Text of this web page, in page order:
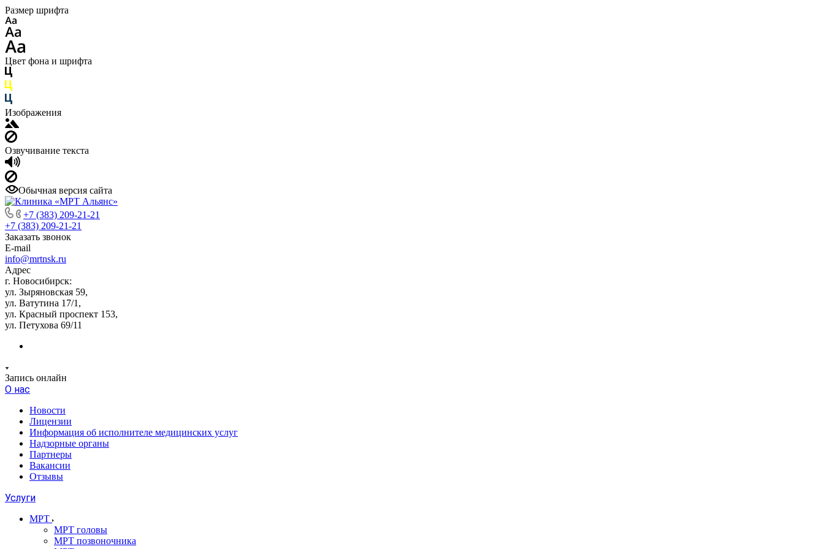
Размер шрифта
Цвет фона и шрифта
Изображения
Озвучивание текста
Обычная версия сайта
+7 (383) 209-21-21
+7 (383) 209-21-21
Заказать звонок
E-mail
info@mrtnsk.ru
Адрес
г. Новосибирск:
ул. Зыряновская 59,
ул. Ватутина 17/1,
ул. Красный проспект 153,
ул. Петухова 69/11
Запись онлайн
О нас
Новости
Лицензии
Информация об исполнителе медицинских услуг
Надзорные органы
Партнеры
Вакансии
Отзывы
Услуги
МРТ
МРТ головы
МРТ позвоночника